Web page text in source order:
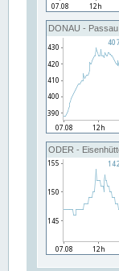
DONAU - Passau
ODER -